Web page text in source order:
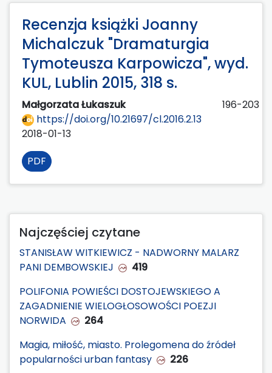
Recenzja książki Joanny
Michalczuk "Dramaturgia
Tymoteusza Karpowicza", wyd.
KUL, Lublin 2015, 318 s.
Małgorzata Łukaszuk
196-203
https://doi.org/10.21697/cl.2016.2.13
2018-01-13
PDF
Najczęściej czytane
STANISŁAW WITKIEWICZ - NADWORNY MALARZ
PANI DEMBOWSKIEJ
419
POLIFONIA POWIEŚCI DOSTOJEWSKIEGO A
ZAGADNIENIE WIELOGŁOSOWOŚCI POEZJI
NORWIDA
264
Magia, miłość, miasto. Prolegomena do źródeł
popularności urban fantasy
226